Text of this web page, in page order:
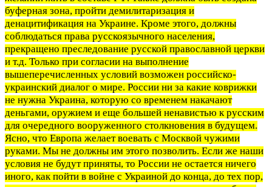
буферная зона, пройти демилитаризация и
денацитификация на Украине. Кроме этого, должны
соблюдаться права русскоязычного населения,
прекращено преследование русской православной церкви
и т.д. Только при согласии на выполнение
вышеперечисленных условий возможен российско-
украинский диалог о мире. России ни за какие коврижки
не нужна Украина, которую со временем накачают
деньгами, оружием и еще большей ненавистью к русским
для очередного вооруженного столкновения в будущем.
Ясно, что Европа желает воевать с Москвой чужими
руками. Мы не должны им этого позволить. Если же наши
условия не будут приняты, то России не остается ничего
иного, как пойти в войне с Украиной до конца, до тех пор,